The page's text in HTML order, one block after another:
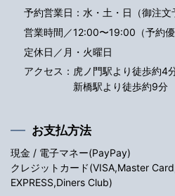
予約営業日：水・土・日（御注文
営業時間／12:00〜19:00（予約優
定休日／月・火曜日
アクセス： 虎ノ門駅より徒歩約4
新橋駅より徒歩約9分
お支払方法
現金 / 電子マネー(PayPay)
クレジットカード(VISA,Master
EXPRESS,Diners Club)